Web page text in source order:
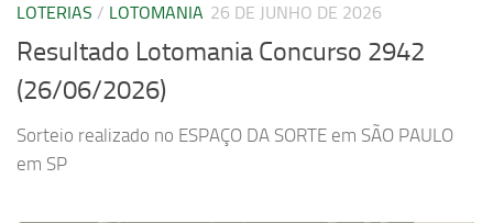
LOTERIAS / LOTOMANIA 26 DE JUNHO DE 2026
Resultado Lotomania Concurso 2942
(26/06/2026)
Sorteio realizado no ESPAÇO DA SORTE em SÃO PAULO
em SP